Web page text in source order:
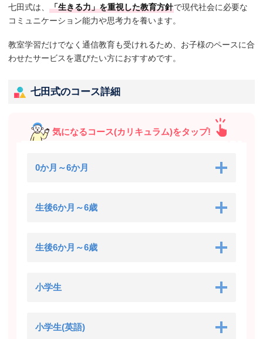
七田式は、 「生きる力」を重視した教育方針で現代社会に必要な
コミュニケーション能力や思考力を養います。
教室学習だけでなく通信教育も受けれるため、お子様のペースに合
わせたサービスを選びたい方におすすめです。
七田式のコース詳細
気になるコース(カリキュラム)をタップ!
0か月～6か月
生後6か月～6歳
生後6か月～6歳
小学生
小学生(英語)